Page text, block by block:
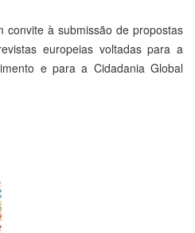
convite à submissão de propostas
europeias voltadas para a
e para a Cidadania Global